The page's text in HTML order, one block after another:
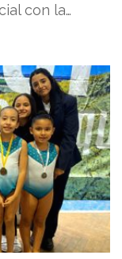
con la…